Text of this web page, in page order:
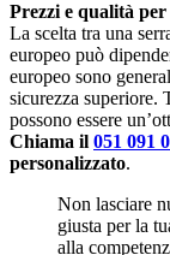
Prezzi e qualità
La scelta tra una
europeo può
europeo sono
sicurezza superiore.
possono essere
Chiama il 051 091
personalizzato.
Non lasciare
giusta per la
alla